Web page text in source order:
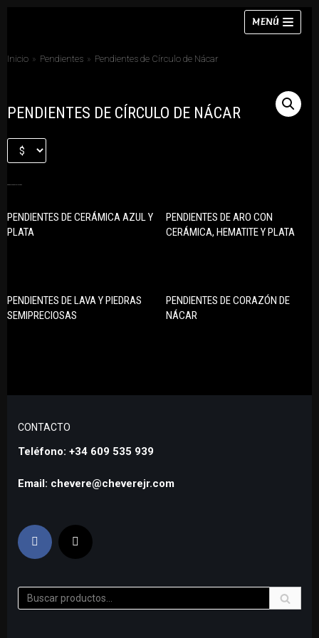
contenido
MENÚ
Chokers
Inicio » Pendientes » Pendientes de Círculo de Nácar
PENDIENTES DE CÍRCULO DE NÁCAR
PENDIENTES DE CERÁMICA AZUL Y
PLATA
PENDIENTES DE ARO CON
CERÁMICA, HEMATITE Y PLATA
PENDIENTES DE LAVA Y PIEDRAS
SEMIPRECIOSAS
PENDIENTES DE CORAZÓN DE
NÁCAR
CONTACTO
Teléfono: +34 609 535 939
Email: chevere@cheverejr.com